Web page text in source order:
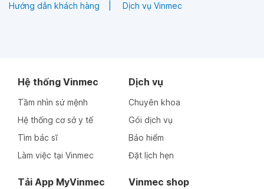
Thông tin bác sĩ
Hướng dẫn khách hàng Dịch vụ Vinmec
Hệ thống Vinmec
Tầm nhìn sứ mệnh
Hệ thống cơ sở y tế
Tìm bác sĩ
Làm việc tại Vinmec
Dịch vụ
Chuyên khoa
Gói dịch vụ
Bảo hiểm
Đặt lịch hẹn
Tải App MyVinmec Vinmec shop